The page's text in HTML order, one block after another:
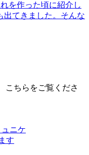
を作った頃に紹介し
出てきました。そんな
こちらをご覧くださ
ニケ
す